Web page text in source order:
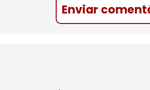
Enviar